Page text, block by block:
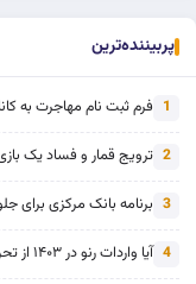
پربیننده‌ترین
1 فرم ثبت نام مهاجرت به
2 ترویج قمار و فساد یک بازی
3 برنامه بانک مرکزی برای
4 آیا واردات رنو در ۱۴۰۳ از تحریم خارج شده است؟